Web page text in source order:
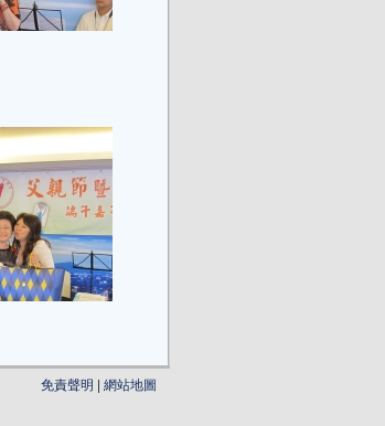
免責聲明 網站地圖